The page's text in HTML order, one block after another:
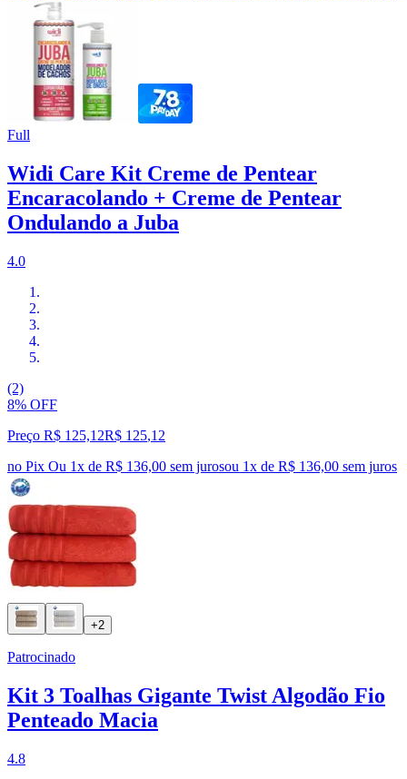
Full
Widi Care Kit Creme de Pentear
Encaracolando + Creme de Pentear
Ondulando a Juba
4.0
(2)
8% OFF
Preço R$ 125,12R$ 125,12
no Pix Ou 1x de R$ 136,00 sem jurosou 1x de R$ 136,00 sem juros
+2
Patrocinado
Kit 3 Toalhas Gigante Twist Algodão Fio
Penteado Macia
4.8